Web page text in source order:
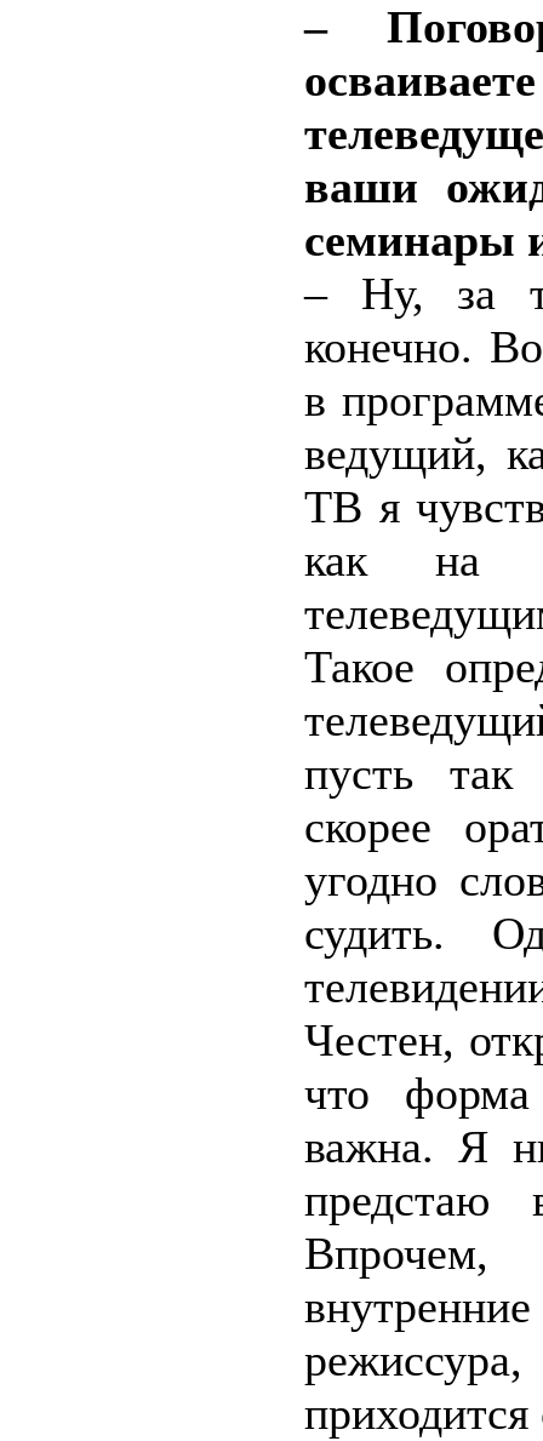
–
ваши
семинары
– Ну, за
конечно.
в
ведущий,
ТВ я
как на
Такое
пусть так
скорее
угодно
судить.
Честен,
что
важна. Я
предстаю
Впрочем,